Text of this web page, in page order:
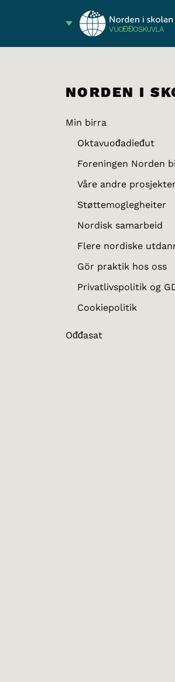
VUOĐĐOSKUVLA
NORDEN I
Min birra
Oktavuođadieđut
Foreningen Norden
Våre andre prosjekter
Støttemoglegheiter
Nordisk samarbeid
Flere nordiske
Gör praktik hos oss
Privatlivspolitik og
Cookiepolitik
Ođđasat